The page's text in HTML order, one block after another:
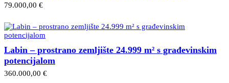
79.000,00 €
Labin – prostrano zemljište 24.999 m² s građevinskim
potencijalom
360.000,00 €